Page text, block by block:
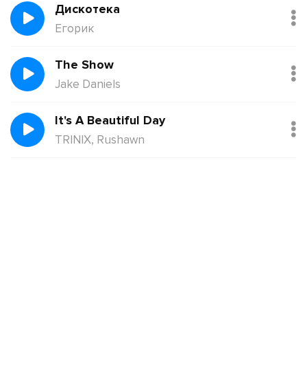
Дискотека
Егорик
The Show
Jake Daniels
It's A Beautiful Day
TRINIX, Rushawn